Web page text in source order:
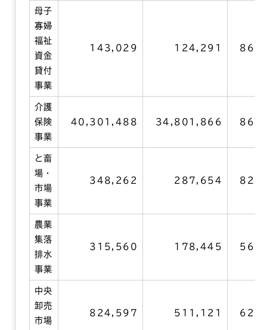
母子
寡婦
福祉
資金
貸付
事業
143,029 124,291 86.9
介護
保険
事業
40,301,488 34,801,866 86.4
と畜
場・
市場
事業
348,262 287,654 82.6
農業
集落
排水
事業
315,560 178,445 56.5
中央
卸売
市場
824,597 511,121 62.0